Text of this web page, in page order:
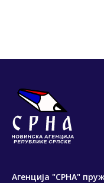
Агенција "СРНА"